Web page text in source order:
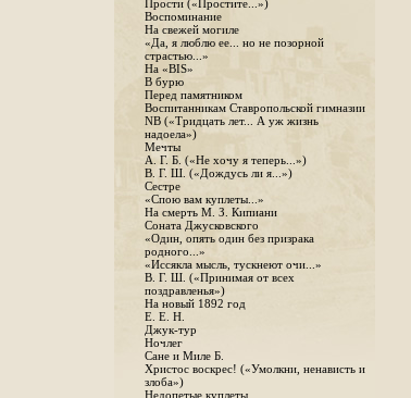
Прости («Простите...»)
Воспоминание
На свежей могиле
«Да, я люблю ее... но не позорной
страстью...»
На «BIS»
В бурю
Перед памятником
Воспитанникам Ставропольской гимназии
NB («Тридцать лет... А уж жизнь
надоела»)
Мечты
А. Г. Б. («Не хочу я теперь...»)
В. Г. Ш. («Дождусь ли я...»)
Сестре
«Спою вам куплеты...»
На смерть М. З. Кипиани
Соната Джусковского
«Один, опять один без призрака
родного...»
«Иссякла мысль, тускнеют очи...»
В. Г. Ш. («Принимая от всех
поздравленья»)
На новый 1892 год
Е. Е. Н.
Джук-тур
Ночлег
Сане и Миле Б.
Христос воскрес! («Умолкни, ненависть и
злоба»)
Недопетые куплеты